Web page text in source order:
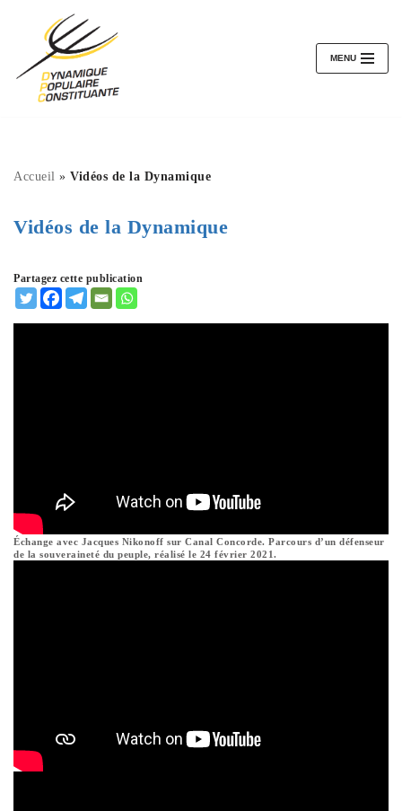
contenu
MENU
Accueil » Vidéos de la Dynamique
Vidéos de la Dynamique
Partagez cette publication
Échange avec Jacques Nikonoff sur Canal Concorde. Parcours d’un défenseur
de la souveraineté du peuple, réalisé le 24 février 2021.